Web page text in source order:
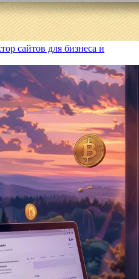
сайтов для бизнеса и